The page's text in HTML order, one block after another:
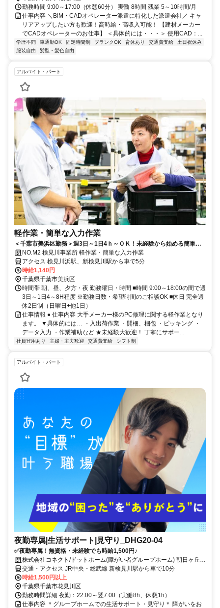
勤務時間 9:00～17:00（休憩60分） 実働 8時間 残業 5～10時間/月
仕事内容 ＼BIM・CADオペレーター派遣に特化した派遣会社／ キャ
リアアップしたい方も歓迎！高時給・高収入可能！ 【建材メーカー
でCADオペレーターのお仕事】 ＜具体的には・・・＞ 使用CAD：...
学歴不問 車通勤OK 固定時間制 ブランクOK 育休あり 交通費支給
土日祝休み
服装自由
髪型・髪色自由
アルバイト・パート
軽作業・簡単な入力作業
＜千葉市美浜区勤務＞週3日～1日4ｈ～ＯＫ！未経験から始める簡単な
軽作業＆入力作業！
NO.M2 検見川事業所 軽作業・簡単な入力作業
アクセス 検見川浜駅、新検見川駅から車で5分
時給1,140円
千葉県千葉市美浜区
時間帯 朝、昼、夕方・夜 勤務曜日・時間 ■時間 9:00～18:00の間で週
3日～1日4～8H程度 ※勤務日数・希望時間のご相談OK ■休日 完全週
休2日制（日曜日+他1日）
仕事情報 ● 仕事内容 大手メーカー様のPC修理に関する軽作業となり
ます。 ▼具体的には… ・入出荷作業 ・開梱、梱包 ・ピッキング ・
データ入力 ・作業補助など ★未経験大歓迎！ 丁寧にサポー...
社員登用あり 主婦・主夫歓迎 交通費支給 シフト制
アルバイト・パート
夜勤専属|生活サポート|見守り_DHG20-04
✅夜勤専属！無資格・未経験でも時給1,500円♪
株式会社コネクト/ドットホーム(障がい者グループホーム) 朝日ヶ丘第
1
交通・アクセス JR中央・総武線 新検見川駅から車で10分
時給1,500円以上
千葉県千葉市花見川区
勤務時間詳細 夜勤：22:00～翌7:00（実働8h、休憩1h）
仕事内容 ＊グループホームでの生活サポート・見守り＊ 障がいをお